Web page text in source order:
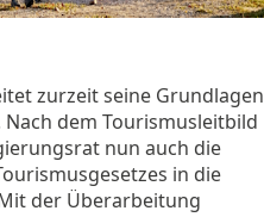
zurzeit seine Grundlagen
dem Tourismusleitbild
nun auch die
in die
der Überarbeitung